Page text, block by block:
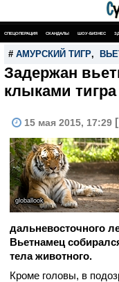
СПЕЦОПЕРАЦИЯ СКАНДАЛЫ ШОУ-БИЗНЕС
# АМУРСКИЙ ТИГР,
Задержан
клыками тигра
15 мая 2015, 17:29 [
globallook
дальневосточного
Вьетнамец
тела животного.
Кроме головы, в